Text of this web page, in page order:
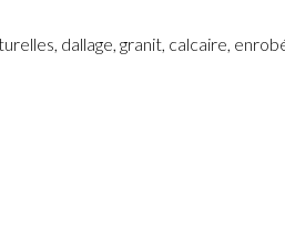
dallage, granit, calcaire,